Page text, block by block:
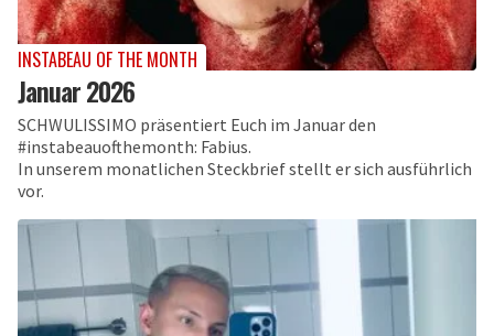
INSTABEAU OF THE MONTH
Januar 2026
SCHWULISSIMO präsentiert Euch im Januar den
#instabeauofthemonth: Fabius.
In unserem monatlichen Steckbrief stellt er sich ausführlich
vor.